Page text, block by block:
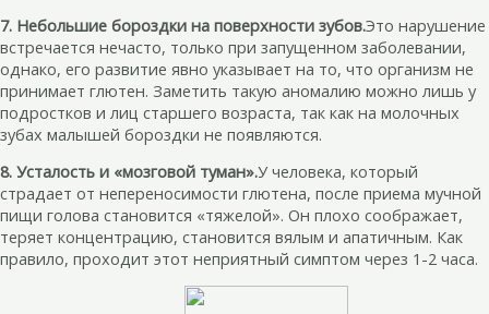
7. Небольшие бороздки на поверхности зубов.Это нарушение
встречается нечасто, только при запущенном заболевании,
однако, его развитие явно указывает на то, что организм не
принимает глютен. Заметить такую аномалию можно лишь у
подростков и лиц старшего возраста, так как на молочных
зубах малышей бороздки не появляются.
8. Усталость и «мозговой туман».У человека, который
страдает от непереносимости глютена, после приема мучной
пищи голова становится «тяжелой». Он плохо соображает,
теряет концентрацию, становится вялым и апатичным. Как
правило, проходит этот неприятный симптом через 1-2 часа.